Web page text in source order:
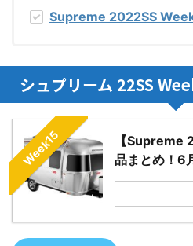
Supreme 2022SS
シュプリーム 22SS
Week15
【Supreme
品まとめ！6